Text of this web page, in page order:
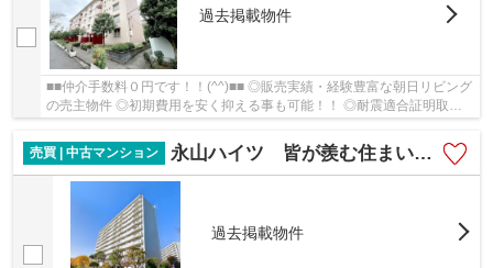
過去掲載物件
■■仲介手数料０円です！！(^^)■■ ◎販売実績・経験豊富な朝日リビング
の売主物件 ◎初期費用を安く抑える事も可能！！ ◎耐震適合証明取得
売買 | 中古マンション
永山ハイツ 皆が羨む住まい！お洒落なリフォーム！駅チカ！高利便性！明るい！
過去掲載物件